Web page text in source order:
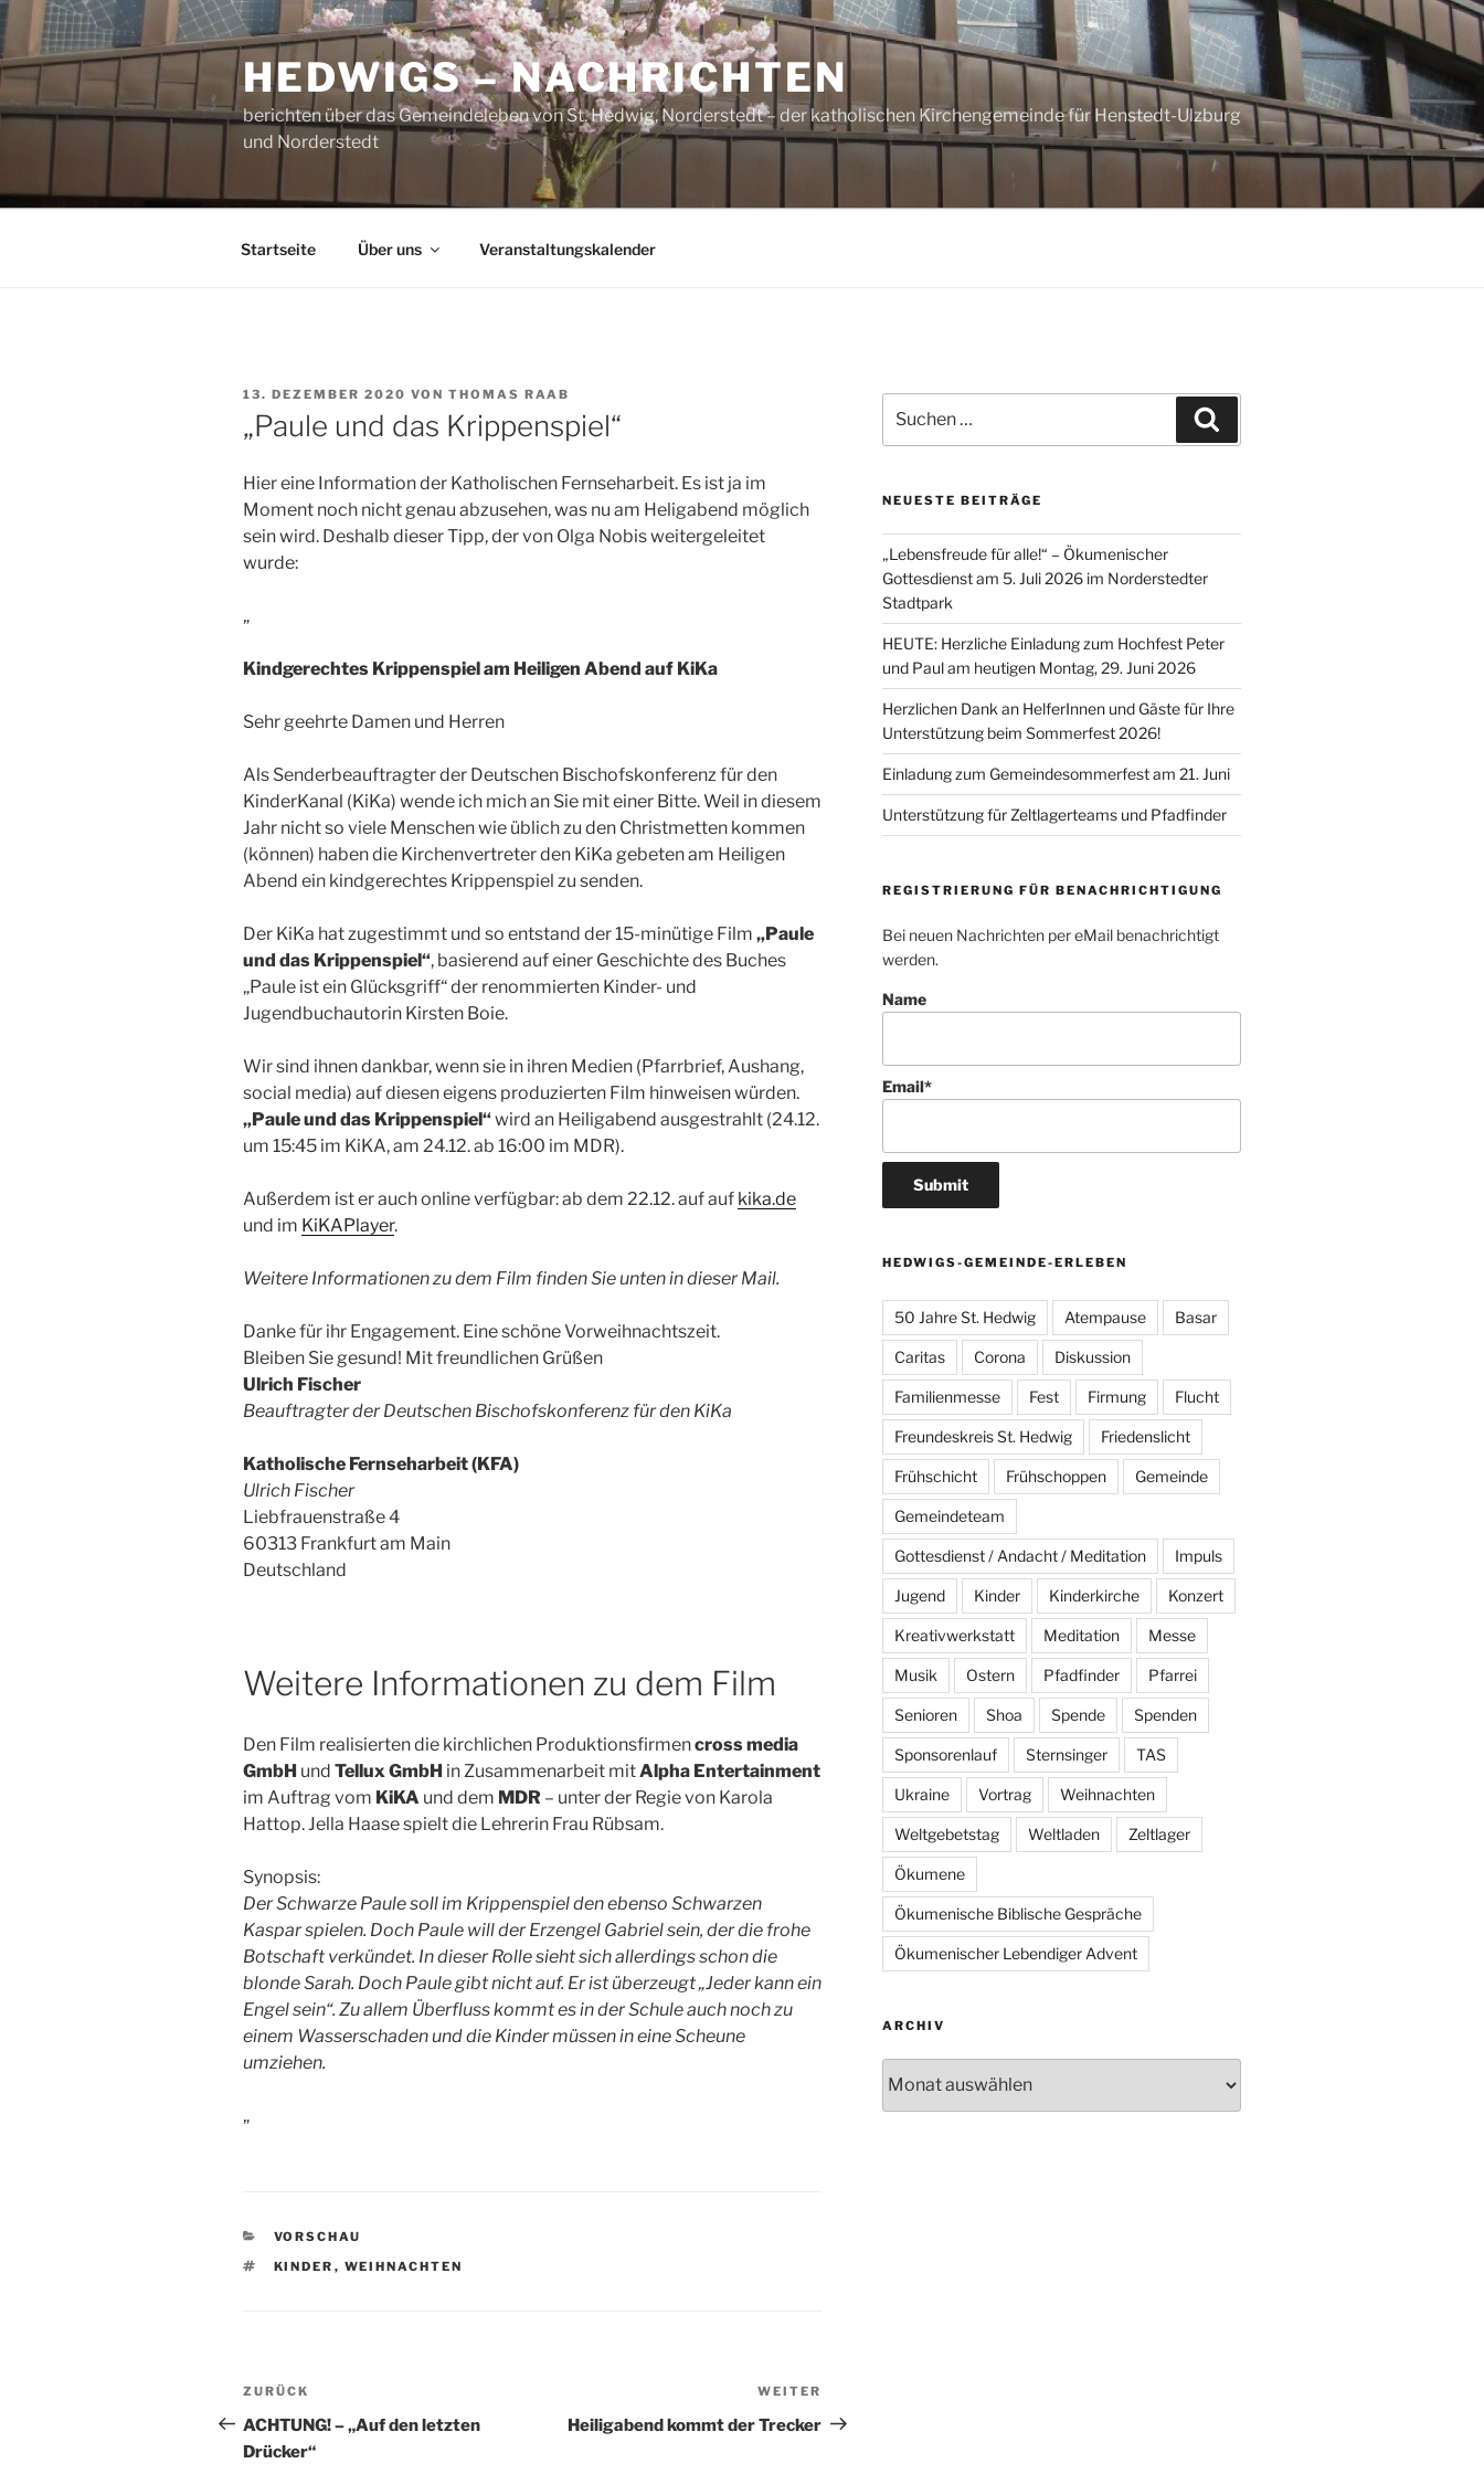
Zum
Inhalt
springen
HEDWIGS – NACHRICHTEN
berichten über das Gemeindeleben von St. Hedwig, Norderstedt – der katholischen Kirchengemeinde für Henstedt-Ulzburg
und Norderstedt
Startseite Über uns Veranstaltungskalender
VERÖFFENTLICHT
AM
13. DEZEMBER 2020 VON THOMAS RAAB
„Paule und das Krippenspiel“
Hier eine Information der Katholischen Fernseharbeit. Es ist ja im
Moment noch nicht genau abzusehen, was nu am Heligabend möglich
sein wird. Deshalb dieser Tipp, der von Olga Nobis weitergeleitet
wurde:
„
Kindgerechtes Krippenspiel am Heiligen Abend auf KiKa
Sehr geehrte Damen und Herren
Als Senderbeauftragter der Deutschen Bischofskonferenz für den
KinderKanal (KiKa) wende ich mich an Sie mit einer Bitte. Weil in diesem
Jahr nicht so viele Menschen wie üblich zu den Christmetten kommen
(können) haben die Kirchenvertreter den KiKa gebeten am Heiligen
Abend ein kindgerechtes Krippenspiel zu senden.
Der KiKa hat zugestimmt und so entstand der 15-minütige Film „Paule
und das Krippenspiel“, basierend auf einer Geschichte des Buches
„Paule ist ein Glücksgriff“ der renommierten Kinder- und
Jugendbuchautorin Kirsten Boie.
Wir sind ihnen dankbar, wenn sie in ihren Medien (Pfarrbrief, Aushang,
social media) auf diesen eigens produzierten Film hinweisen würden.
„Paule und das Krippenspiel“wird an Heiligabend ausgestrahlt (24.12.
um 15:45 im KiKA, am 24.12. ab 16:00 im MDR).
Außerdem ist er auch online verfügbar: ab dem 22.12. auf auf kika.de
und im KiKAPlayer.
Weitere Informationen zu dem Film finden Sie unten in dieser Mail.
Danke für ihr Engagement. Eine schöne Vorweihnachtszeit.
Bleiben Sie gesund! Mit freundlichen Grüßen
Ulrich Fischer
Beauftragter der Deutschen Bischofskonferenz für den KiKa
Katholische Fernseharbeit (KFA)
Ulrich Fischer
Liebfrauenstraße 4
60313 Frankfurt am Main
Deutschland
Weitere Informationen zu dem Film
Den Film realisierten die kirchlichen Produktionsfirmencross media
GmbH und Tellux GmbH in Zusammenarbeit mitAlpha Entertainment
im Auftrag vom KiKA und dem MDR – unter der Regie von Karola
Hattop. Jella Haase spielt die Lehrerin Frau Rübsam.
Synopsis:
Der Schwarze Paule soll im Krippenspiel den ebenso Schwarzen
Kaspar spielen. Doch Paule will der Erzengel Gabriel sein, der die frohe
Botschaft verkündet. In dieser Rolle sieht sich allerdings schon die
blonde Sarah. Doch Paule gibt nicht auf. Er ist überzeugt „Jeder kann ein
Engel sein“. Zu allem Überfluss kommt es in der Schule auch noch zu
einem Wasserschaden und die Kinder müssen in eine Scheune
umziehen.
„
KATEGORIEN
VORSCHAU
SCHLAGWÖRTER
KINDER , WEIHNACHTEN
Beitragsnavigation
Vorheriger
Beitrag
ZURÜCK
ACHTUNG! – „Auf den letzten
Drücker“
Beitrag
WEITER
Heiligabend kommt der Trecker
nach:
NEUESTE BEITRÄGE
„Lebensfreude für alle!“ – Ökumenischer
Gottesdienst am 5. Juli 2026 im Norderstedter
Stadtpark
HEUTE: Herzliche Einladung zum Hochfest Peter
und Paul am heutigen Montag, 29. Juni 2026
Herzlichen Dank an HelferInnen und Gäste für Ihre
Unterstützung beim Sommerfest 2026!
Einladung zum Gemeindesommerfest am 21. Juni
Unterstützung für Zeltlagerteams und Pfadfinder
REGISTRIERUNG FÜR BENACHRICHTIGUNG
Bei neuen Nachrichten per eMail benachrichtigt
werden.
Name
Email*
HEDWIGS-GEMEINDE-ERLEBEN
50 Jahre St. Hedwig Atempause Basar
Caritas Corona Diskussion
Familienmesse Fest Firmung Flucht
Freundeskreis St. Hedwig Friedenslicht
Frühschicht Frühschoppen Gemeinde
Gemeindeteam
Gottesdienst / Andacht / Meditation Impuls
Jugend Kinder Kinderkirche Konzert
Kreativwerkstatt Meditation Messe
Musik Ostern Pfadfinder Pfarrei
Senioren Shoa Spende Spenden
Sponsorenlauf Sternsinger TAS
Ukraine Vortrag Weihnachten
Weltgebetstag Weltladen Zeltlager
Ökumene
Ökumenische Biblische Gespräche
Ökumenischer Lebendiger Advent
ARCHIV